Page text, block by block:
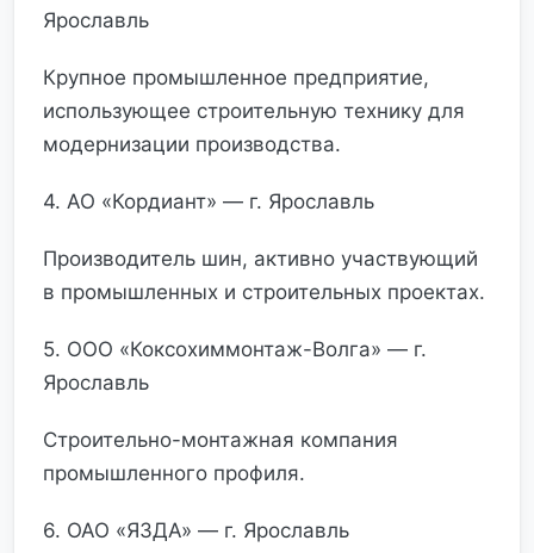
Ярославль
Крупное промышленное предприятие,
использующее строительную технику для
модернизации производства.
4. АО «Кордиант» — г. Ярославль
Производитель шин, активно участвующий
в промышленных и строительных проектах.
5. ООО «Коксохиммонтаж-Волга» — г.
Ярославль
Строительно-монтажная компания
промышленного профиля.
6. ОАО «ЯЗДА» — г. Ярославль